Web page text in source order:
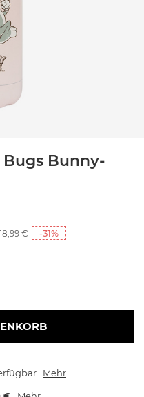
Bunny-
18,99 € -31%
Mehr